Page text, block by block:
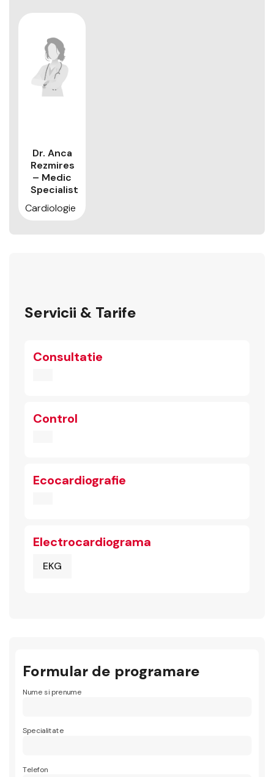
Dr. Anca
Rezmires
– Medic
Specialist
Cardiologie
Servicii & Tarife
Consultatie
Control
Ecocardiografie
Electrocardiograma
EKG
Formular de programare
Nume si prenume
Specialitate
Telefon